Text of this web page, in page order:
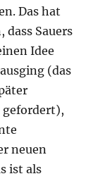
Das hat
Sauers
Idee
(das
gefordert),
neuen
ist als